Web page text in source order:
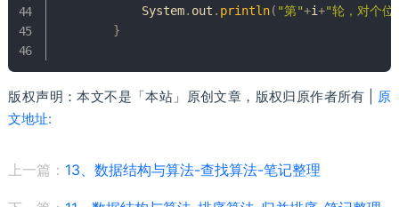
System. out . println( "第"+i+"轮，对个
}
版权声明：本文不是「本站」原创文章，版权归原作者所有 | 原
文地址:
上一篇： 13、数据结构与算法-查找算法-笔记整理